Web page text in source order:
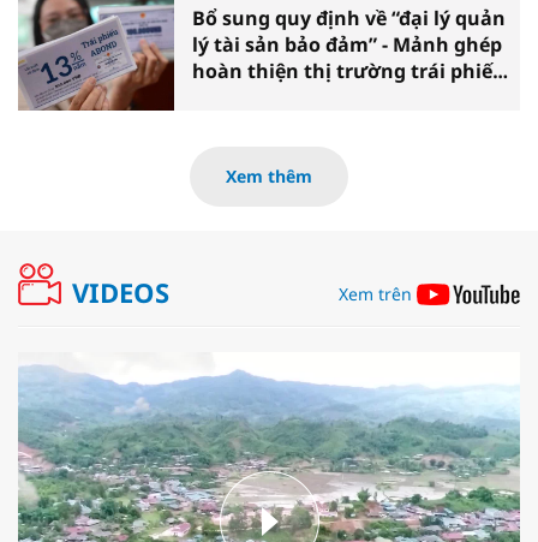
Bổ sung quy định về “đại lý quản
lý tài sản bảo đảm” - Mảnh ghép
hoàn thiện thị trường trái phiếu
Xem thêm
VIDEOS Xem trên